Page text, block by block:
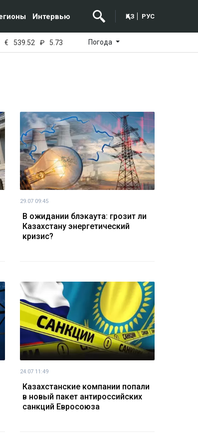
Интервью ҚАЗ РУС
€ 539.52 ₽ 5.73 Погода
29.07 09:45
В ожидании блэкаута: грозит ли
Казахстану энергетический
кризис?
24.07 11:49
Казахстанские компании попали
в новый пакет антироссийских
санкций Евросоюза